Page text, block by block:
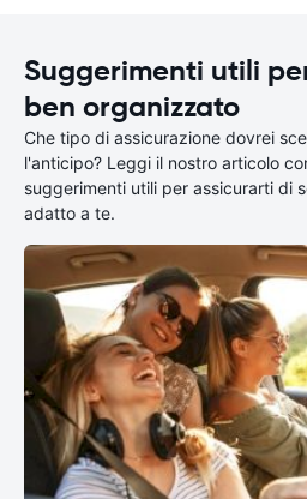
Suggerimenti utili
ben organizzato
Che tipo di assicurazione dovrei
l'anticipo? Leggi il nostro articolo
suggerimenti utili per assicurarti di
adatto a te.